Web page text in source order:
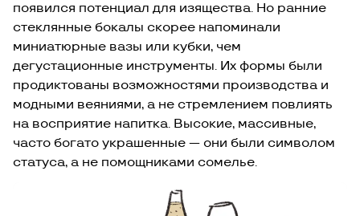
появился потенциал для изящества. Но ранние
стеклянные бокалы скорее напоминали
миниатюрные вазы или кубки, чем
дегустационные инструменты. Их формы были
продиктованы возможностями производства и
модными веяниями, а не стремлением повлиять
на восприятие напитка. Высокие, массивные,
часто богато украшенные — они были символом
статуса, а не помощниками сомелье.